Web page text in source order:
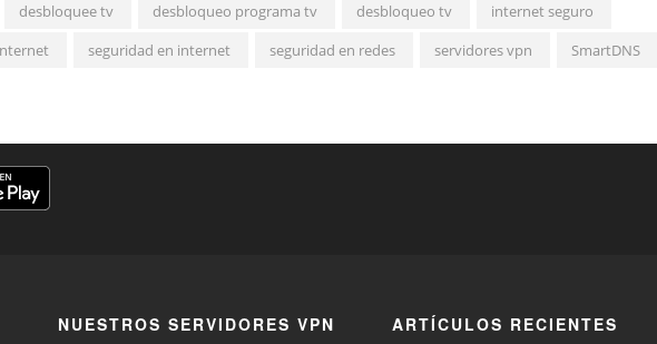
desbloquee tv desbloqueo programa tv desbloqueo tv
internet seguro
seguridad en internet seguridad en redes servidores vpn
SmartDNS
NUESTROS SERVIDORES VPN ARTÍCULOS RECIENTES